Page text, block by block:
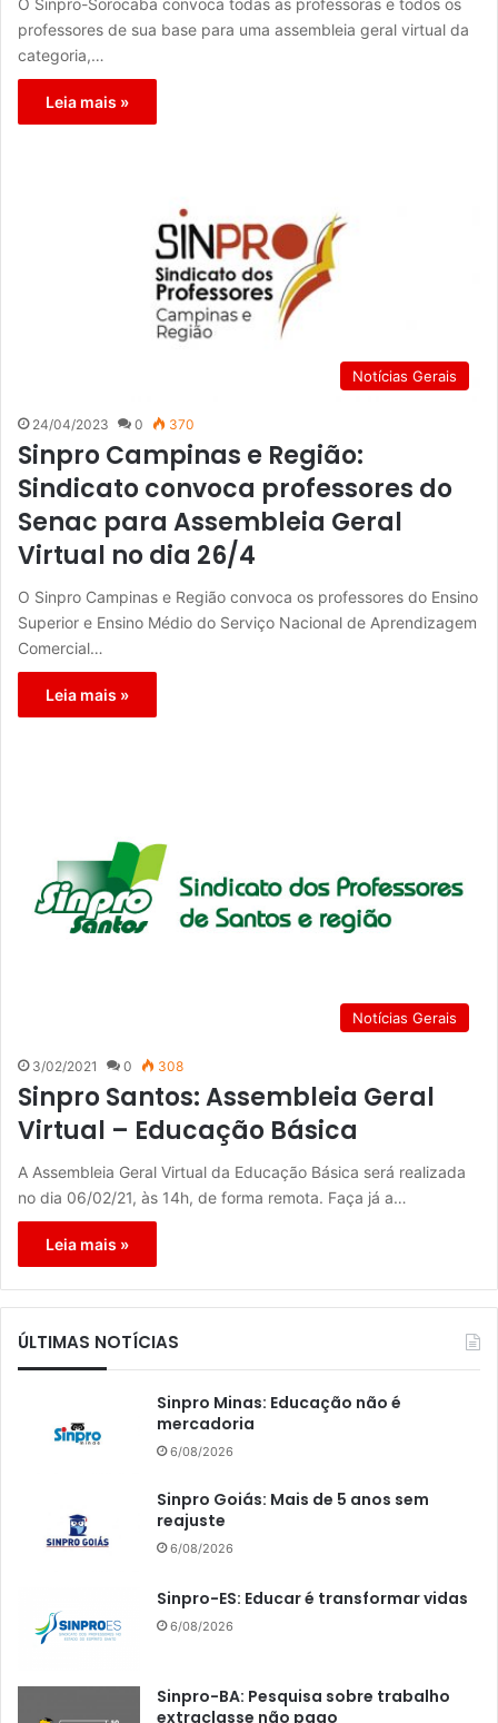
O Sinpro-Sorocaba convoca todas as professoras e todos os
professores de sua base para uma assembleia geral virtual da
categoria,…
Leia mais »
Notícias Gerais
24/04/2023 0 370
Sinpro Campinas e Região:
Sindicato convoca professores do
Senac para Assembleia Geral
Virtual no dia 26/4
O Sinpro Campinas e Região convoca os professores do Ensino
Superior e Ensino Médio do Serviço Nacional de Aprendizagem
Comercial…
Leia mais »
Notícias Gerais
3/02/2021 0 308
Sinpro Santos: Assembleia Geral
Virtual – Educação Básica
A Assembleia Geral Virtual da Educação Básica será realizada
no dia 06/02/21, às 14h, de forma remota. Faça já a…
Leia mais »
ÚLTIMAS NOTÍCIAS
Sinpro Minas: Educação não é
mercadoria
6/08/2026
Sinpro Goiás: Mais de 5 anos sem
reajuste
6/08/2026
Sinpro-ES: Educar é transformar vidas
6/08/2026
Sinpro-BA: Pesquisa sobre trabalho
extraclasse não pago